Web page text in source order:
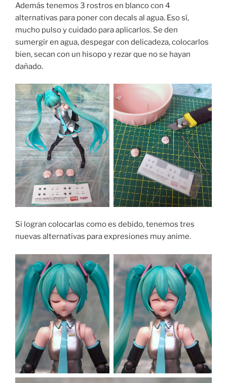
Además tenemos 3 rostros en blanco con 4
alternativas para poner con decals al agua. Eso sí,
mucho pulso y cuidado para aplicarlos. Se den
sumergir en agua, despegar con delicadeza, colocarlos
bien, secan con un hisopo y rezar que no se hayan
dañado.
Si logran colocarlas como es debido, tenemos tres
nuevas alternativas para expresiones muy anime.